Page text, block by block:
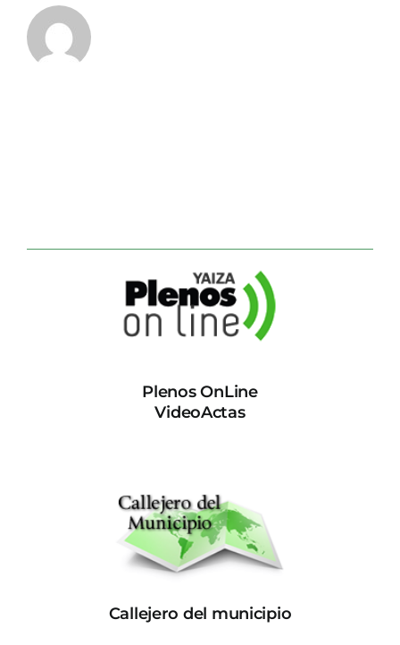
Plenos OnLine
VideoActas
Callejero del municipio